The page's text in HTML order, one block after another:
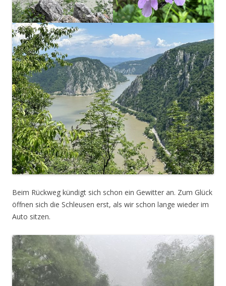
Beim Rückweg kündigt sich schon ein Gewitter an. Zum Glück
öffnen sich die Schleusen erst, als wir schon lange wieder im
Auto sitzen.